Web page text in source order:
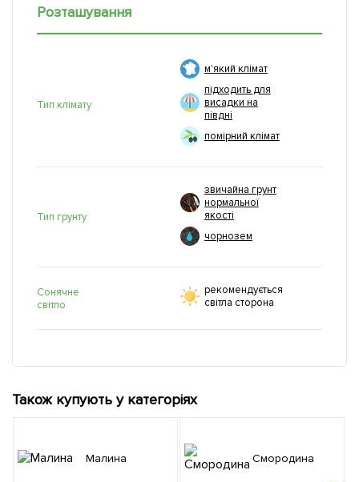
Розташування
Тип клімату
м'який клімат
підходить для
висадки на
півдні
помірний клімат
Тип грунту
звичайна грунт
нормальної
якості
чорнозем
Сонячне
світло
рекомендується
світла сторона
Також купують у категоріях
Малина Смородина